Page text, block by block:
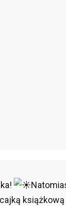
książkową